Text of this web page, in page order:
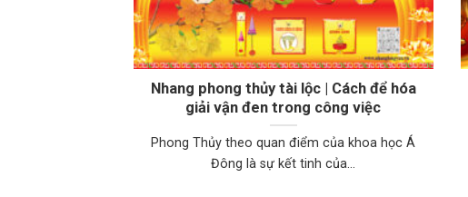
Nhang phong thủy tài lộc | Cách để hóa
giải vận đen trong công việc
Phong Thủy theo quan điểm của khoa học Á
Đông là sự kết tinh của...